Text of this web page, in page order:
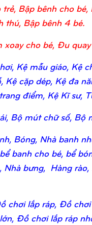
trẻ, Bập bênh cho
thú, Bập bênh 4 bé.
xoay cho bé, Đu
Kệ mẫu giáo, Kệ
Kệ cặp dép, Kệ đa
điểm, Kệ Kĩ sư,
Bộ mút chữ số, Bộ
Bóng, Nhà banh
banh cho bé, bể
Nhà bưng, Hàng
chơi lắp ráp, Đồ
Đồ chơi lắp ráp